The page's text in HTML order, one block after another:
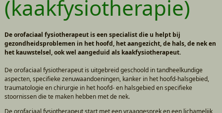
(kaakfysiotherapie)
De orofaciaal fysiotherapeut is een specialist die u helpt bij
gezondheidsproblemen in het hoofd, het aangezicht, de hals, de nek en
het kauwstelsel, ook wel aangeduid als kaakfysiotherapeut.
De orofaciaal fysiotherapeut is uitgebreid geschoold in tandheelkundige
aspecten, specifieke zenuwaandoeningen, kanker in het hoofd-halsgebied,
traumatologie en chirurgie in het hoofd- en halsgebied en specifieke
stoornissen die te maken hebben met de nek.